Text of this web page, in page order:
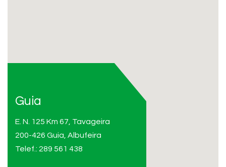
Guia
E. N. 125 Km 67, Tavageira
200-426 Guia, Albufeira
Telef.: 289 561 438